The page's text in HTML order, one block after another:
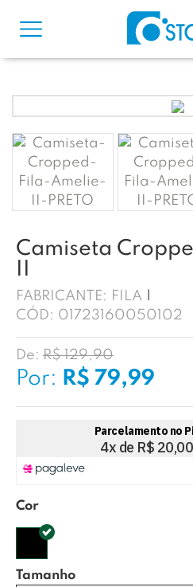
Camiseta
FABRICANTE: FILA
CÓD: 01723160050102
De: R$ 129,90
Por: R$ 79,99
Cor
Tamanho